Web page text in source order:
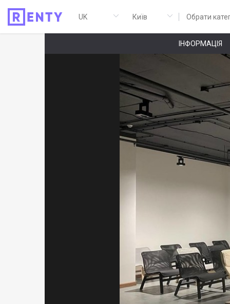
Обрати
ІНФОРМАЦІЯ